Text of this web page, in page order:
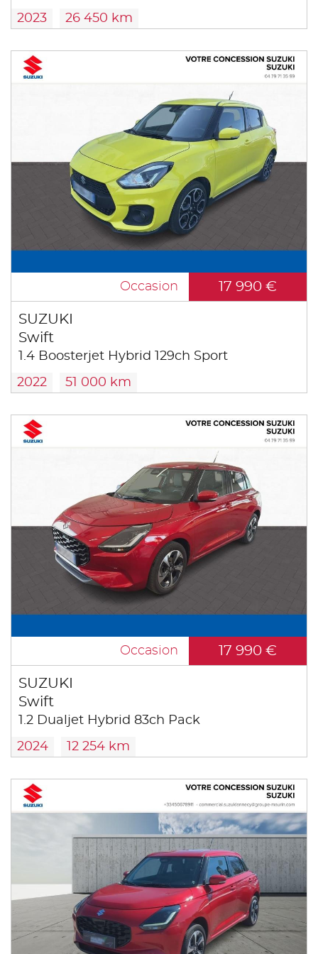
2023 26 450 km
Occasion 17 990 €
SUZUKI
Swift
1.4 Boosterjet Hybrid 129ch Sport
2022 51 000 km
Occasion 17 990 €
SUZUKI
Swift
1.2 Dualjet Hybrid 83ch Pack
2024 12 254 km